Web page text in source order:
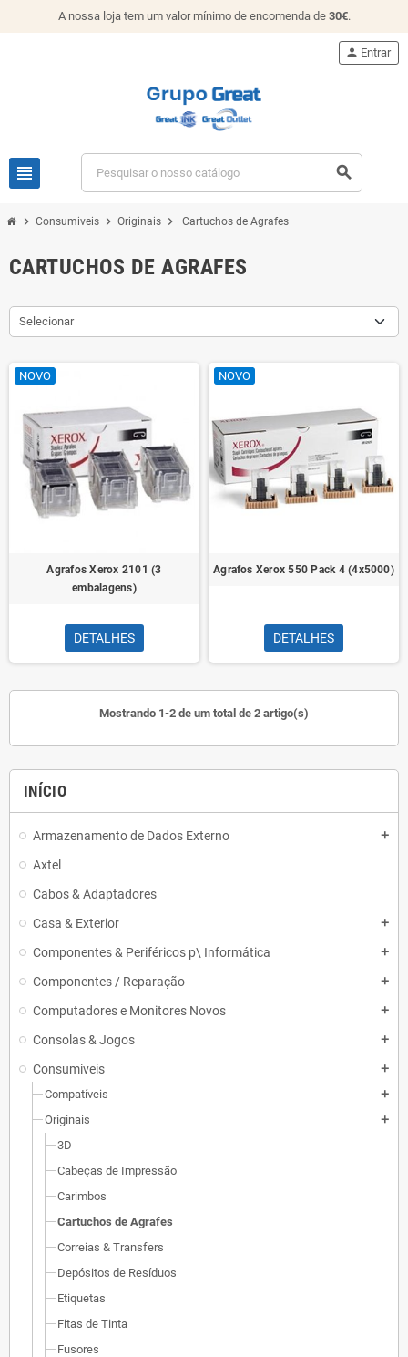
A nossa loja tem um valor mínimo de encomenda de 30€.
view_headline search
person Entrar
chevron_right Consumiveis chevron_right Originais chevron_right Cartuchos de Agrafes
INÍCIO
Armazenamento de Dados Externo add
Axtel
Cabos & Adaptadores
Casa & Exterior
add
Componentes & Periféricos p\ Informática add
Componentes / Reparação add
Computadores e Monitores Novos add
Consolas & Jogos add
Consumiveis add
Compatíveis add
Originais add
3D
Cabeças de Impressão
Carimbos
Cartuchos de Agrafes
Correias & Transfers
Depósitos de Resíduos
Etiquetas
Fitas de Tinta
Fusores
CARTUCHOS DE AGRAFES
Selecionar
NOVO
Agrafos Xerox 2101 (3
embalagens)
DETALHES
NOVO
Agrafos Xerox 550 Pack 4 (4x5000)
DETALHES
Mostrando 1-2 de um total de 2 artigo(s)